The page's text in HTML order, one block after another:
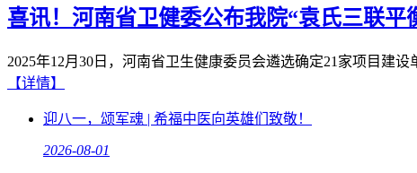
喜讯！河南省卫健委公布我院“袁氏三联平
2025年12月30日，河南省卫生健康委员会遴选确定21家项目建
【详情】
迎八一，颂军魂 | 希福中医向英雄们致敬！
2026-08-01